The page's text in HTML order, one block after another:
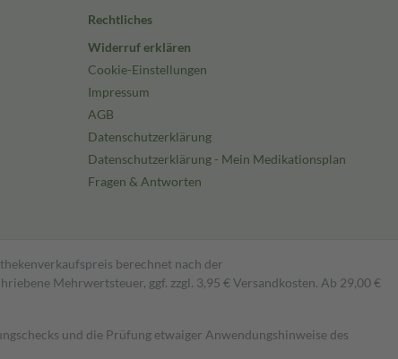
Rechtliches
Widerruf erklären
Cookie-Einstellungen
Impressum
AGB
Datenschutzerklärung
Datenschutzerklärung - Mein Medikationsplan
Fragen & Antworten
berechnet nach der
Mehrwertsteuer, ggf. zzgl. 3,95 € Versandkosten. Ab 29,00 €
und die Prüfung etwaiger Anwendungshinweise des